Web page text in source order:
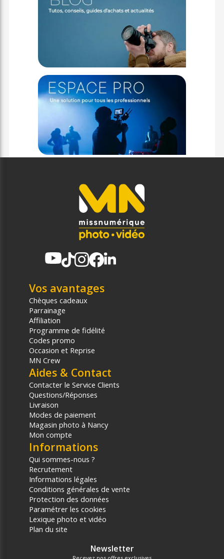
Vos avantages
Chèques cadeaux
Parrainage
Affiliation
Programme de fidélité
Codes promo
Occasion et Reprise
MN Crew
Aides & Contact
Contacter le Service Clients
Questions/Réponses
Livraison
Modes de paiement
Magasin photo à Nancy
Mon compte
Informations
Qui sommes-nous ?
Recrutement
Informations légales
Conditions générales de vente
Protection des données
Paramétrer les cookies
Lexique photo et vidéo
Plan du site
Newsletter
Recevez nos offres exclusives